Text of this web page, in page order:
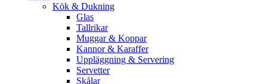
Kök & Dukning
Glas
Tallrikar
Muggar & Koppar
Kannor & Karaffer
Uppläggning & Servering
Servetter
Skålar